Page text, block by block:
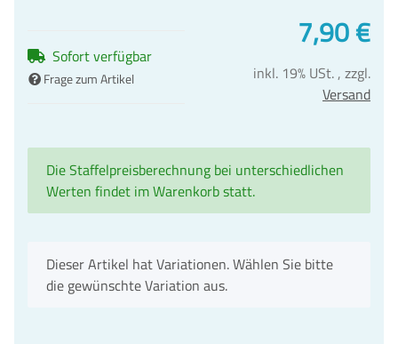
7,90 €
inkl. 19% USt. , zzgl.
Versand
Sofort verfügbar
Frage zum Artikel
Die Staffelpreisberechnung bei unterschiedlichen
Werten findet im Warenkorb statt.
x
Dieser Artikel hat Variationen. Wählen Sie bitte
die gewünschte Variation aus.